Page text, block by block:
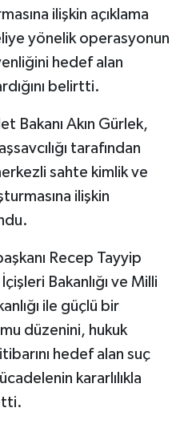
ilişkin açıklama
yönelik operasyonun
hedef alan
belirtti.
Bakanı Akın Gürlek,
tarafından
sahte kimlik ve
ilişkin
Recep Tayyip
Bakanlığı ve Milli
ile güçlü bir
düzenini, hukuk
hedef alan suç
kararlılıkla